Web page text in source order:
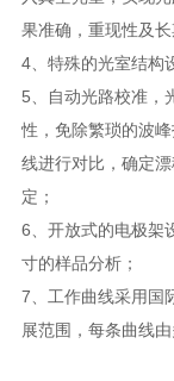
果准确，重现性及
4、特殊的光室结构
5 、自动光路校准
性，免除繁琐的波
线进行对比，确定
定；
6 、开放式的电极
寸的样品分析；
7 、工作曲线采用
展范围，每条曲线